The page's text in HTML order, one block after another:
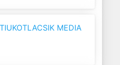
MEDIA